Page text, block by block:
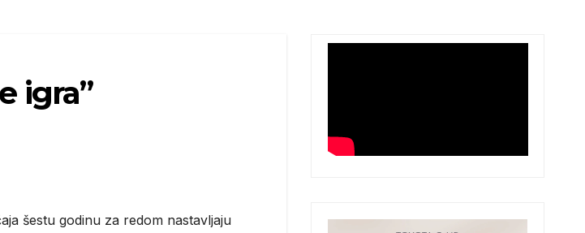
igra”
šestu godinu za redom nastavljaju